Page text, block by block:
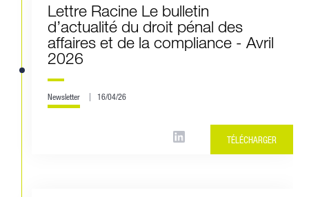
Lettre Racine Le bulletin
d’actualité du droit pénal des
affaires et de la compliance - Avril
2026
Newsletter 16/04/26
TÉLÉCHARGER